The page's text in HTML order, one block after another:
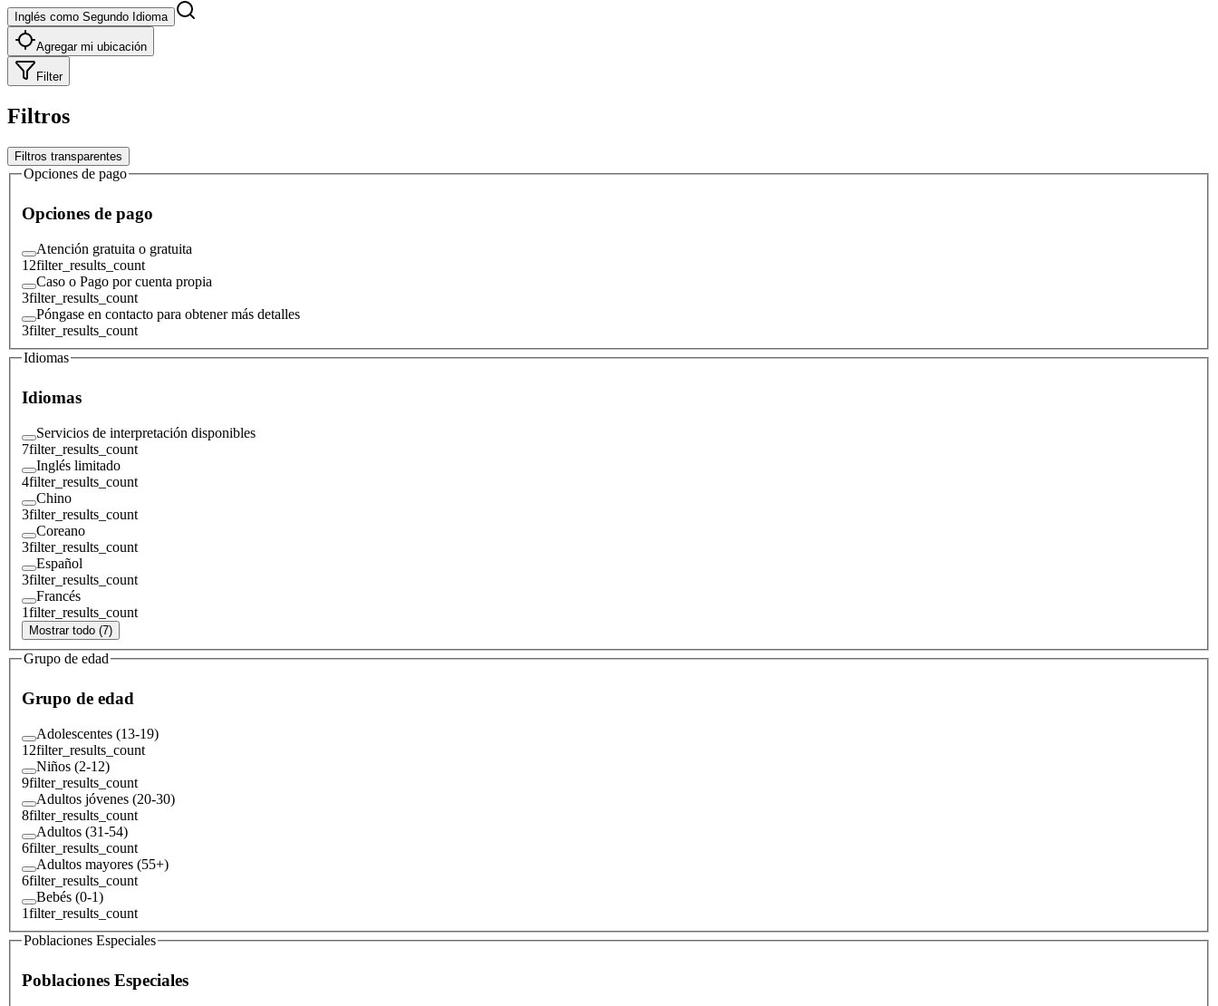
Inglés como Segundo Idioma
Agregar mi ubicación
Filter
Filtros
Filtros transparentes
Opciones de pago
Opciones de pago
Atención gratuita o gratuita
12filter_results_count
Caso o Pago por cuenta propia
3filter_results_count
Póngase en contacto para obtener más detalles
3filter_results_count
Idiomas
Idiomas
Servicios de interpretación disponibles
7filter_results_count
Inglés limitado
4filter_results_count
Chino
3filter_results_count
Coreano
3filter_results_count
Español
3filter_results_count
Francés
1filter_results_count
Mostrar todo (7)
Grupo de edad
Grupo de edad
Adolescentes (13-19)
12filter_results_count
Niños (2-12)
9filter_results_count
Adultos jóvenes (20-30)
8filter_results_count
Adultos (31-54)
6filter_results_count
Adultos mayores (55+)
6filter_results_count
Bebés (0-1)
1filter_results_count
Poblaciones Especiales
Poblaciones Especiales